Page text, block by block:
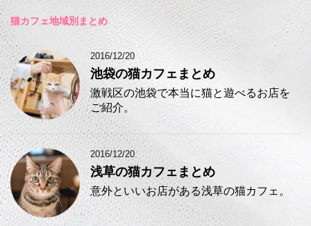
猫カフェ地域別まとめ
2016/12/20
池袋の猫カフェまとめ
激戦区の池袋で本当に猫と遊べるお店を
ご紹介。
2016/12/20
浅草の猫カフェまとめ
意外といいお店がある浅草の猫カフェ。